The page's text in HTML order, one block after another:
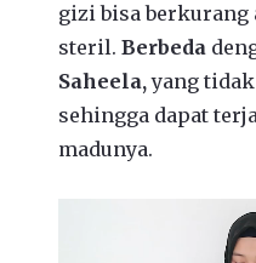
gizi bisa berkurang
steril. Berbeda
Saheela,yang
sehingga dapat
madunya.